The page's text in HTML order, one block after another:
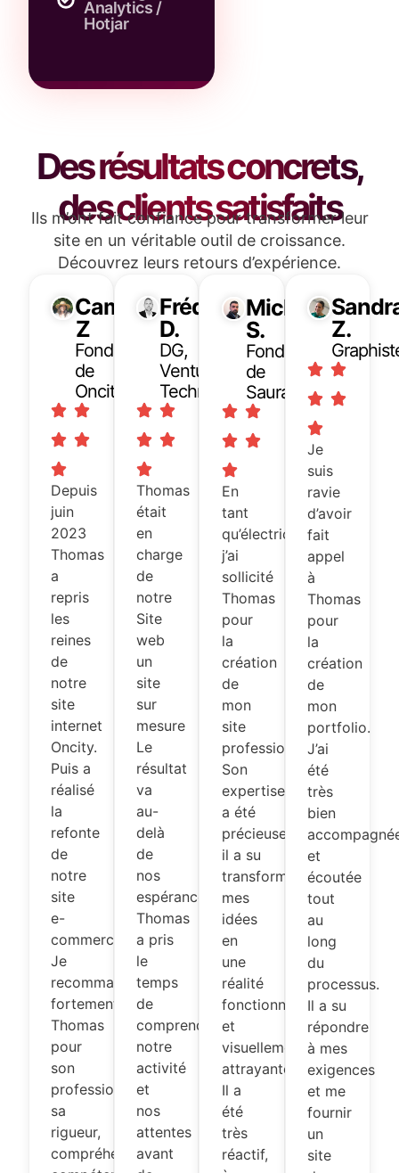
Analytics /
Hotjar
Des résultats concrets,
des clients satisfaits
Ils m’ont fait confiance pour transformer leur
site en un véritable outil de croissance.
Découvrez leurs retours d’expérience.
Camélia
Z
Fondatrice
de
Oncity
Depuis
juin
2023
Thomas
a
repris
les
reines
de
notre
site
internet
Oncity.
Puis a
réalisé
la
refonte
de
notre
site
e-
commerce.
Je
recommande
fortement
Thomas
pour
son
professionnalisme,
sa
rigueur,
compréhension,
Frédéric
D.
DG,
Ventury
Technology
Thomas
était
en
charge
de
notre
Site
web
un
site
sur
mesure
Le
résultat
va
au-
delà
de
nos
espérances…
Thomas
a pris
le
temps
de
comprendre
notre
activité
et
nos
attentes
avant
Michael
S.
Fondatrice
de
Sauralec
En
tant
qu’électricien,
j’ai
sollicité
Thomas
pour
la
création
de
mon
site
professionnel.
Son
expertise
a été
précieuse,
il a su
transformer
mes
idées
en
une
réalité
fonctionnelle
et
visuellement
attrayante.
Il a
été
très
réactif,
Z.
Je
suis
ravie
d’avoir
fait
appel
à
Thomas
pour
la
création
de
mon
portfolio.
J’ai
été
très
bien
et
écoutée
tout
au
long
du
processus.
Il a su
répondre
à mes
exigences
et me
fournir
un
site